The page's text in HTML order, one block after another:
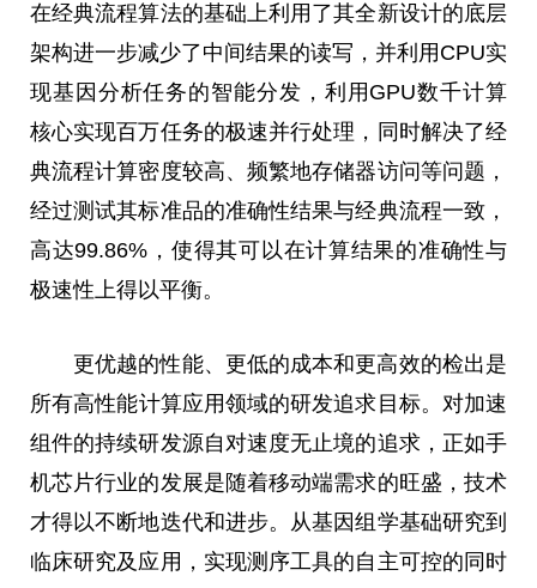
在经典流程算法的基础上利用了其全新设计的底层
架构进一步减少了中间结果的读写，并利用CPU实
现基因分析任务的智能分发，利用GPU数千计算
核心实现百万任务的极速并行处理，同时解决了经
典流程计算密度较高、频繁地存储器访问等问题，
经过测试其标准品的准确性结果与经典流程一致，
高达99.86%，使得其可以在计算结果的准确性与
极速性上得以平衡。
更优越的性能、更低的成本和更高效的检出是
所有高性能计算应用领域的研发追求目标。对加速
组件的持续研发源自对速度无止境的追求，正如手
机芯片行业的发展是随着移动端需求的旺盛，技术
才得以不断地迭代和进步。从基因组学基础研究到
临床研究及应用，实现测序工具的自主可控的同时